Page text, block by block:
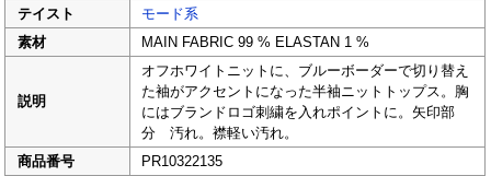
テイスト
モード系
素材
MAIN FABRIC 99 % ELASTAN 1 %
説明
オフホワイトニットに、ブルーボーダーで切り替え
た袖がアクセントになった半袖ニットトップス。胸
にはブランドロゴ刺繍を入れポイントに。矢印部
分 汚れ。襟軽い汚れ。
商品番号
PR10322135